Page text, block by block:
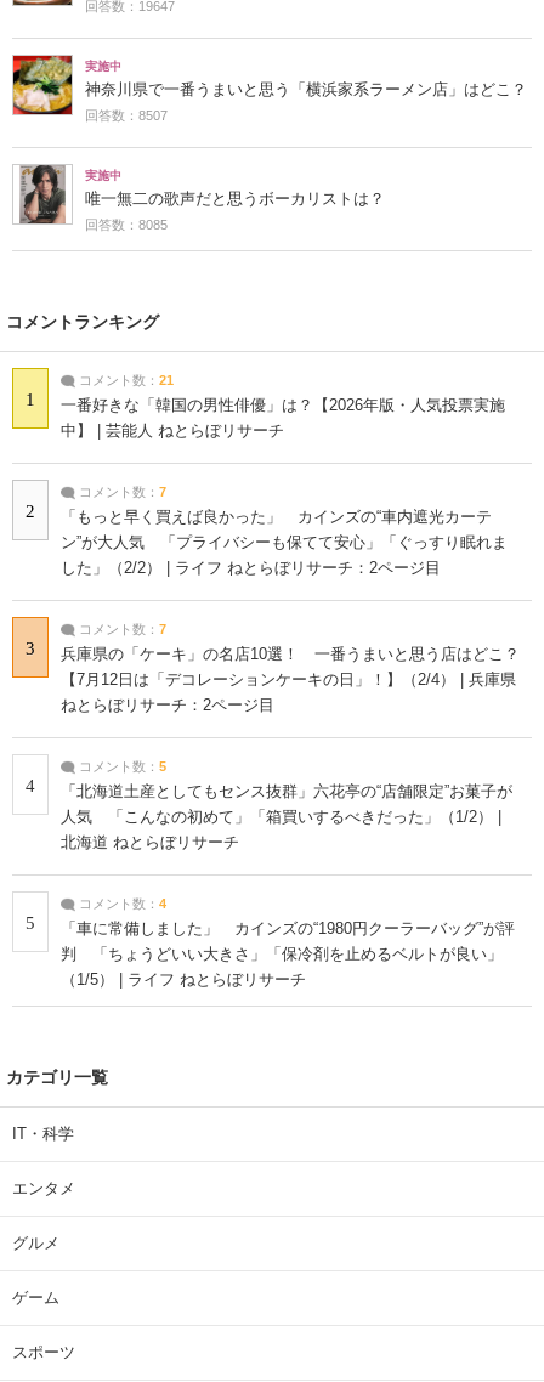
回答数：19647
実施中
神奈川県で一番うまいと思う「横浜家系ラーメン店」はどこ？
回答数：8507
実施中
唯一無二の歌声だと思うボーカリストは？
回答数：8085
コメントランキング
1
コメント数： 21
一番好きな「韓国の男性俳優」は？【2026年版・人気投票実施
中】 | 芸能人 ねとらぼリサーチ
2
コメント数： 7
「もっと早く買えば良かった」 カインズの“車内遮光カーテ
ン”が大人気 「プライバシーも保てて安心」「ぐっすり眠れま
した」（2/2） | ライフ ねとらぼリサーチ：2ページ目
3
コメント数： 7
兵庫県の「ケーキ」の名店10選！ 一番うまいと思う店はどこ？
【7月12日は「デコレーションケーキの日」！】（2/4） | 兵庫県
ねとらぼリサーチ：2ページ目
4
コメント数： 5
「北海道土産としてもセンス抜群」六花亭の“店舗限定”お菓子が
人気 「こんなの初めて」「箱買いするべきだった」（1/2） |
北海道 ねとらぼリサーチ
5
コメント数： 4
「車に常備しました」 カインズの“1980円クーラーバッグ”が評
判 「ちょうどいい大きさ」「保冷剤を止めるベルトが良い」
（1/5） | ライフ ねとらぼリサーチ
カテゴリ一覧
IT・科学
エンタメ
グルメ
ゲーム
スポーツ